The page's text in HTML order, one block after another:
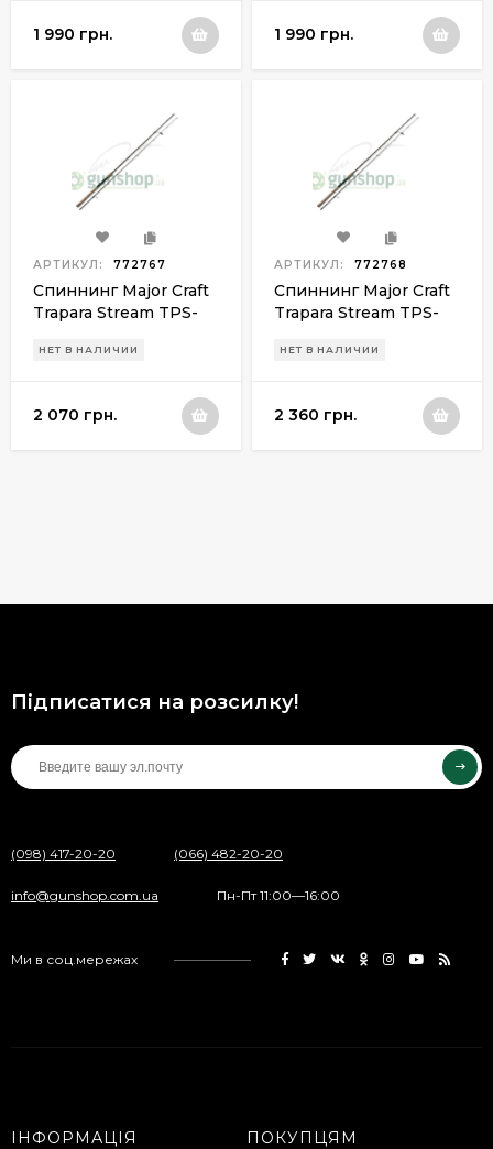
1 990 грн. 1 990 грн.
АРТИКУЛ: 772767
Спиннинг Major Craft
Trapara Stream TPS-
НЕТ В НАЛИЧИИ
2 070 грн.
АРТИКУЛ: 772768
Спиннинг Major Craft
Trapara Stream TPS-
НЕТ В НАЛИЧИИ
2 360 грн.
Підписатися на розсилку!
(098) 417-20-20 (066) 482-20-20
info@gunshop.com.ua Пн-Пт 11:00—16:00
Ми в соц.мережах
ІНФОРМАЦІЯ ПОКУПЦЯМ